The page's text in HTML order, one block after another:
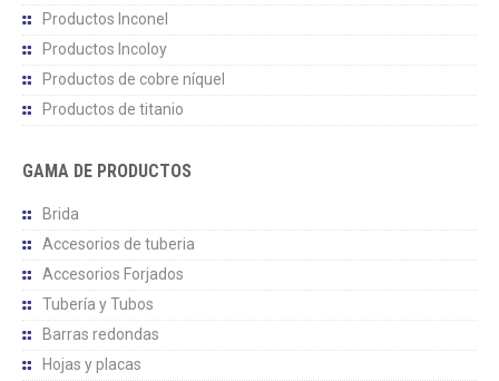
Productos Inconel
Productos Incoloy
Productos de cobre níquel
Productos de titanio
GAMA DE PRODUCTOS
Brida
Accesorios de tuberia
Accesorios Forjados
Tubería y Tubos
Barras redondas
Hojas y placas